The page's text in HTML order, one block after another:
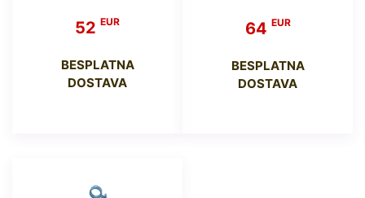
52 EUR
BESPLATNA
DOSTAVA
64 EUR
BESPLATNA
DOSTAVA